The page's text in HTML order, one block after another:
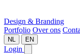
Design & Branding
Portfolio Over ons
NL EN
Login